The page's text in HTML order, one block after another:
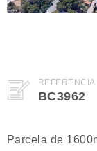
REFERENCIA
BC3962
Parcela de